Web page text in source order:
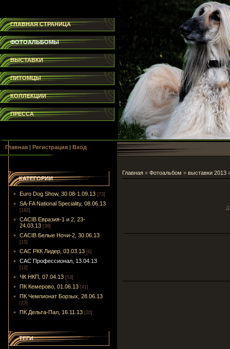
ГЛАВНАЯ СТРАНИЦА
ФОТОАЛЬБОМЫ
ВЫСТАВКИ
ПИТОМЦЫ
КОЛЛЕКЦИИ
ПРЕССА
Главная | Регистрация | Вход
КАТЕГОРИИ
Euro Dog Show, 30.08-1.09.13 [73]
SA-FA National Speciality, 08.06.13
[192]
CACIB Евразия-1 и 2, 23-
24.03.13 [38]
CACIB Белые Ночи-2, 30.06.13
[15]
САС РКК Лидер, 03.03.13 [6]
САС Профессионал, 13.04.13
[12]
ЧК НКП, 07.04.13 [53]
ПК Кемерово, 01.06.13 [41]
ПК Чемпионат Борзых, 28.06.13
[23]
ПК Дельта-Пал, 16.11.13 [20]
ТЕГИ
Главная » Фотоальбом » выставки 2013